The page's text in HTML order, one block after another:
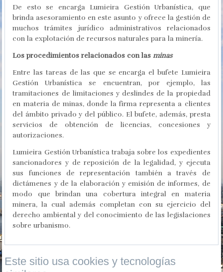
De esto se encarga Lumieira Gestión Urbanística, que
brinda asesoramiento en este asunto y ofrece la gestión de
muchos trámites jurídico administrativos relacionados
con la explotación de recursos naturales para la minería.
Los procedimientos relacionados con lasminas
Entre las tareas de las que se encarga el bufete Lumieira
Gestión Urbanística se encuentran, por ejemplo, las
tramitaciones de limitaciones y deslindes de la propiedad
en materia de minas, donde la firma representa a clientes
del ámbito privado y del público. El bufete, además, presta
servicios de obtención de licencias, concesiones y
autorizaciones.
Lumieira Gestión Urbanística trabaja sobre los expedientes
sancionadores y de reposición de la legalidad, y ejecuta
sus funciones de representación también a través de
dictámenes y de la elaboración y emisión de informes, de
modo que brindan una cobertura integral en materia
minera, la cual además completan con su ejercicio del
derecho ambiental y del conocimiento de las legislaciones
sobre urbanismo.
Este sitio usa cookies y tecnologías